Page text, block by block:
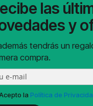
las
y
tendrás un
compra.
la Política de